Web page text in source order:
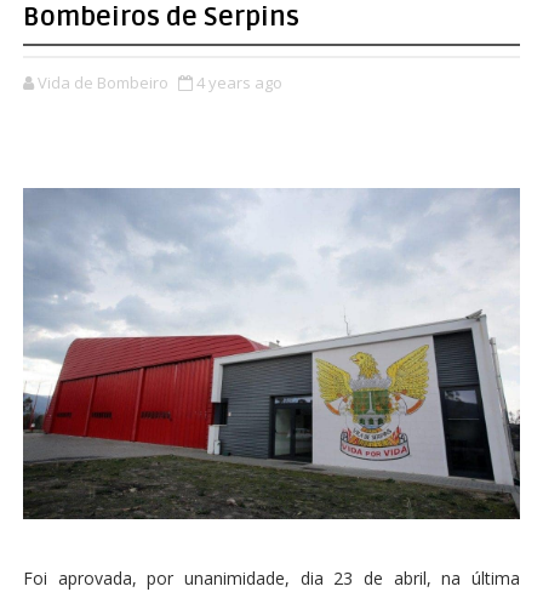
Bombeiros de Serpins
Vida de Bombeiro 4 years ago
Foi aprovada, por unanimidade, dia 23 de abril, na última